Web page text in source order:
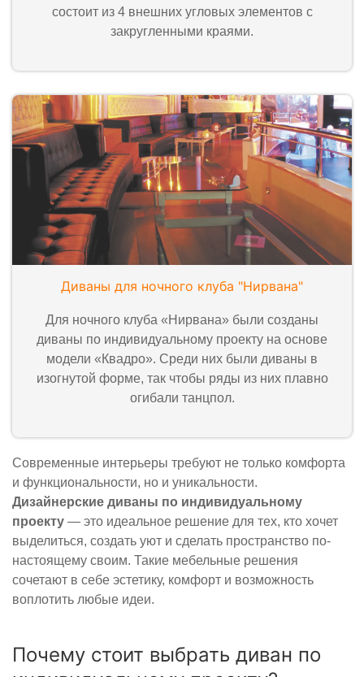
состоит из 4 внешних угловых элементов с
закругленными краями.
Диваны для ночного клуба "Нирвана"
Для ночного клуба «Нирвана» были созданы
диваны по индивидуальному проекту на основе
модели «Квадро». Среди них были диваны в
изогнутой форме, так чтобы ряды из них плавно
огибали танцпол.
Современные интерьеры требуют не только комфорта
и функциональности, но и уникальности.
Дизайнерские диваны по индивидуальному
проекту — это идеальное решение для тех, кто хочет
выделиться, создать уют и сделать пространство по-
настоящему своим. Такие мебельные решения
сочетают в себе эстетику, комфорт и возможность
воплотить любые идеи.
Почему стоит выбрать диван по